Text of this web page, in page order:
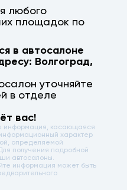
любого
площадок по
в автосалоне
Волгоград,
уточняйте
в отделе
вас!
информация, касающаяся
характер
определяемой
получения подробной
автосалоны.
информация может быть